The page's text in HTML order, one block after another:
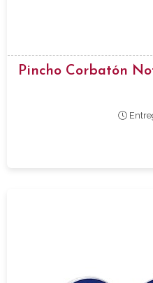
Pincho Corbatón